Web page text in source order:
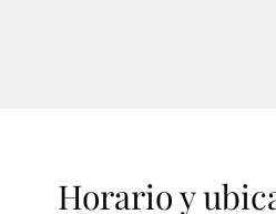
Horario y